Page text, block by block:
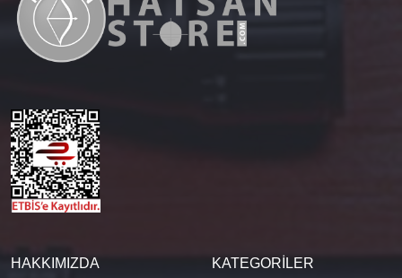
HAKKIMIZDA KATEGORİLER